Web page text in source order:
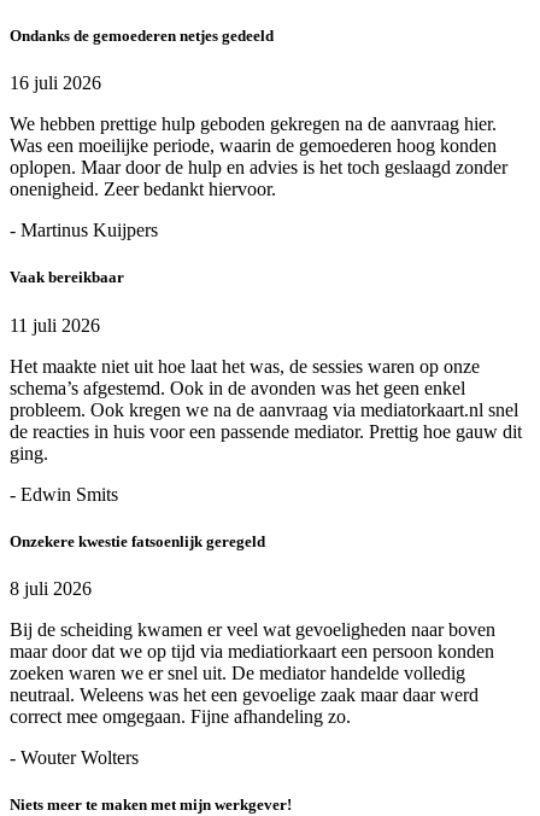
Ondanks de gemoederen netjes gedeeld
16 juli 2026
We hebben prettige hulp geboden gekregen na de aanvraag hier.
Was een moeilijke periode, waarin de gemoederen hoog konden
oplopen. Maar door de hulp en advies is het toch geslaagd zonder
onenigheid. Zeer bedankt hiervoor.
- Martinus Kuijpers
Vaak bereikbaar
11 juli 2026
Het maakte niet uit hoe laat het was, de sessies waren op onze
schema’s afgestemd. Ook in de avonden was het geen enkel
probleem. Ook kregen we na de aanvraag via mediatorkaart.nl snel
de reacties in huis voor een passende mediator. Prettig hoe gauw dit
ging.
- Edwin Smits
Onzekere kwestie fatsoenlijk geregeld
8 juli 2026
Bij de scheiding kwamen er veel wat gevoeligheden naar boven
maar door dat we op tijd via mediatiorkaart een persoon konden
zoeken waren we er snel uit. De mediator handelde volledig
neutraal. Weleens was het een gevoelige zaak maar daar werd
correct mee omgegaan. Fijne afhandeling zo.
- Wouter Wolters
Niets meer te maken met mijn werkgever!